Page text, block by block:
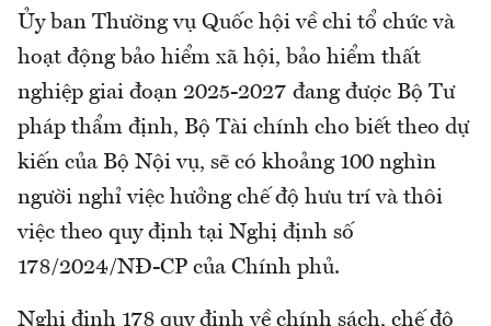
Ủy ban Thường vụ Quốc hội về chi tổ chức và
hoạt động bảo hiểm xã hội, bảo hiểm thất
nghiệp giai đoạn 2025-2027 đang được Bộ Tư
pháp thẩm định, Bộ Tài chính cho biết theo dự
kiến của Bộ Nội vụ, sẽ có khoảng 100 nghìn
người nghỉ việc hưởng chế độ hưu trí và thôi
việc theo quy định tại Nghị định số
178/2024/NĐ-CP của Chính phủ.
Nghị định 178 quy định về chính sách, chế độ